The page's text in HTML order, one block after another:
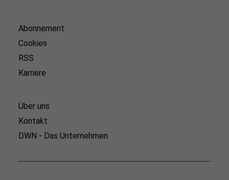
Abonnement
Cookies
RSS
Karriere
Über uns
Kontakt
DWN - Das Unternehmen